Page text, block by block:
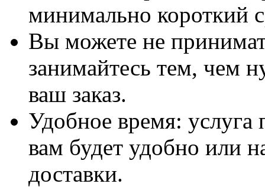
минимально короткий
Вы можете не
занимайтесь тем, чем
ваш заказ.
Удобное время: услуга
вам будет удобно или
доставки.